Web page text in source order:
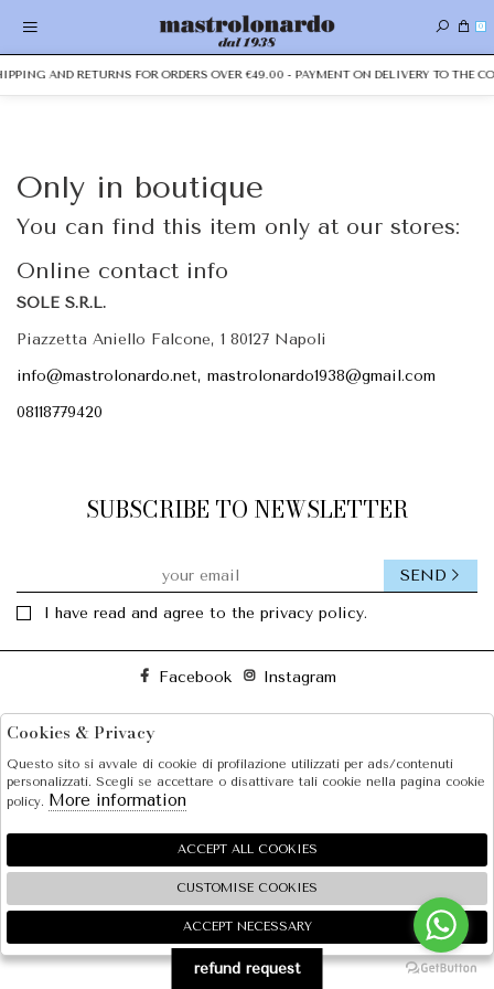
0
AND RETURNS FOR ORDERS OVER €49.00 - PAYMENT ON DELIVERY TO THE
Only in boutique
You can find this item only at our stores:
Online contact info
SOLE S.R.L.
Piazzetta Aniello Falcone, 1 80127 Napoli
info@mastrolonardo.net, mastrolonardo1938@gmail.com
08118779420
SUBSCRIBE TO NEWSLETTER
I have read and agree to the privacy policy.
SEND
Facebook Instagram
SHOPPING
EXTRA
gruppo Zucchetti
🍪
refund request
Cookies & Privacy
Questo sito si avvale di cookie di profilazione utilizzati per ads/contenuti
personalizzati. Scegli se accettare o disattivare tali cookie nella pagina cookie
policy. More information
ACCEPT ALL COOKIES
CUSTOMISE COOKIES
ACCEPT NECESSARY